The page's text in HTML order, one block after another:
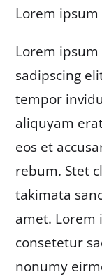
Lorem
Lorem
sadipscing
tempor
aliquyam
eos et
rebum. Stet
takimata
amet. Lorem
consetetur
nonumy